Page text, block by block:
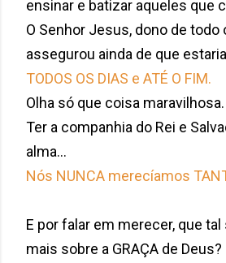
ensinar e batizar aqueles que
O Senhor Jesus, dono de todo
assegurou ainda de que
TODOS OS DIAS e ATÉ O FIM.
Olha só que coisa maravilhosa.
Ter a companhia do Rei e
alma...
Nós NUNCA merecíamos
E por falar em merecer, que
mais sobre a GRAÇA de Deus?